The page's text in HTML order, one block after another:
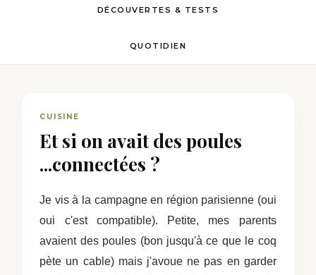
DÉCOUVERTES & TESTS
QUOTIDIEN
CUISINE
Et si on avait des poules
...connectées ?
Je vis à la campagne en région parisienne (oui
oui c'est compatible). Petite, mes parents
avaient des poules (bon jusqu'à ce que le coq
pète un cable) mais j'avoue ne pas en garder